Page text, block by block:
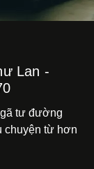
Lan -
tư đường
chuyện từ hơn